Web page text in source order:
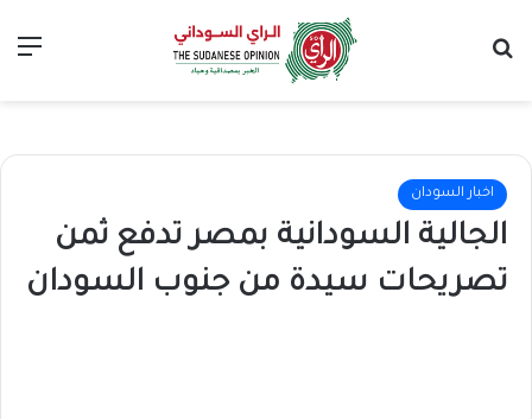
اخبار السودان
الجالية السودانية بمصر تدفع ثمن
تصريحات سيدة من جنوب السودان